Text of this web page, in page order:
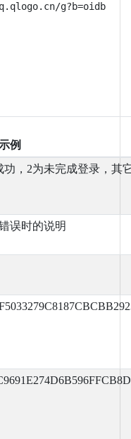
例
功，2为未完成登录，其
误时的说明